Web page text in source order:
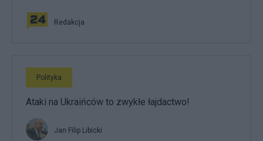
Redakcja
Polityka
Ataki na Ukraińców to zwykłe łajdactwo!
Jan Filip Libicki